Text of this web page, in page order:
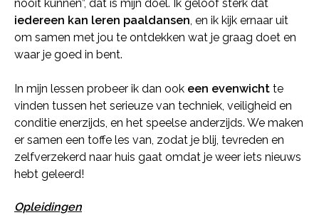
nooit kunnen”, dat is mijn doel. Ik geloof sterk dat
iedereen kan leren paaldansen, en ik kijk ernaar uit
om samen met jou te ontdekken wat je graag doet en
waar je goed in bent.
In mijn lessen probeer ik dan ook een evenwicht te
vinden tussen het serieuze van techniek, veiligheid en
conditie enerzijds, en het speelse anderzijds. We maken
er samen een toffe les van, zodat je blij, tevreden en
zelfverzekerd naar huis gaat omdat je weer iets nieuws
hebt geleerd!
Opleidingen